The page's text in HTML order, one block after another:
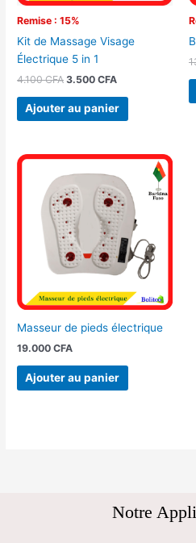
Remise : 15%
Kit de Massage Visage
Électrique 5 in 1
4.100CFA 3.500CFA
Ajouter au panier
Masseur de pieds électrique
19.000CFA
Ajouter au panier
Notre